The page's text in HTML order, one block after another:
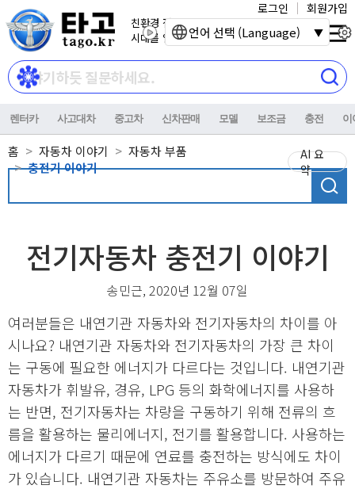
친환경 전기자동차
시대를 열어갑니다.
로그인 회원가입
렌터카 사고대차 중고차 신차판매 모델 보조금 충전 이
홈 자동차 이야기
자동차 부품
충전기 이야기
AI 요
약
전기자동차 충전기 이야기
송민근, 2020년 12월 07일
여러분들은 내연기관 자동차와 전기자동차의 차이를 아
시나요? 내연기관 자동차와 전기자동차의 가장 큰 차이
는 구동에 필요한 에너지가 다르다는 것입니다. 내연기관
자동차가 휘발유, 경유, LPG 등의 화학에너지를 사용하
는 반면, 전기자동차는 차량을 구동하기 위해 전류의 흐
름을 활용하는 물리에너지, 전기를 활용합니다. 사용하는
에너지가 다르기 때문에 연료를 충전하는 방식에도 차이
가 있습니다. 내연기관 자동차는 주유소를 방문하여 주유
언어 선택 (Language)